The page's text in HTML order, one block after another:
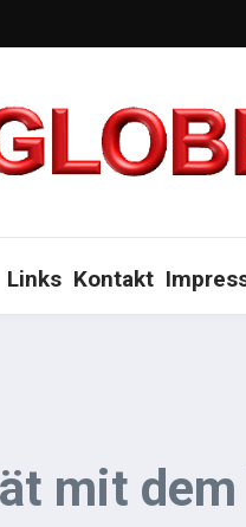
Links Kontakt
mit